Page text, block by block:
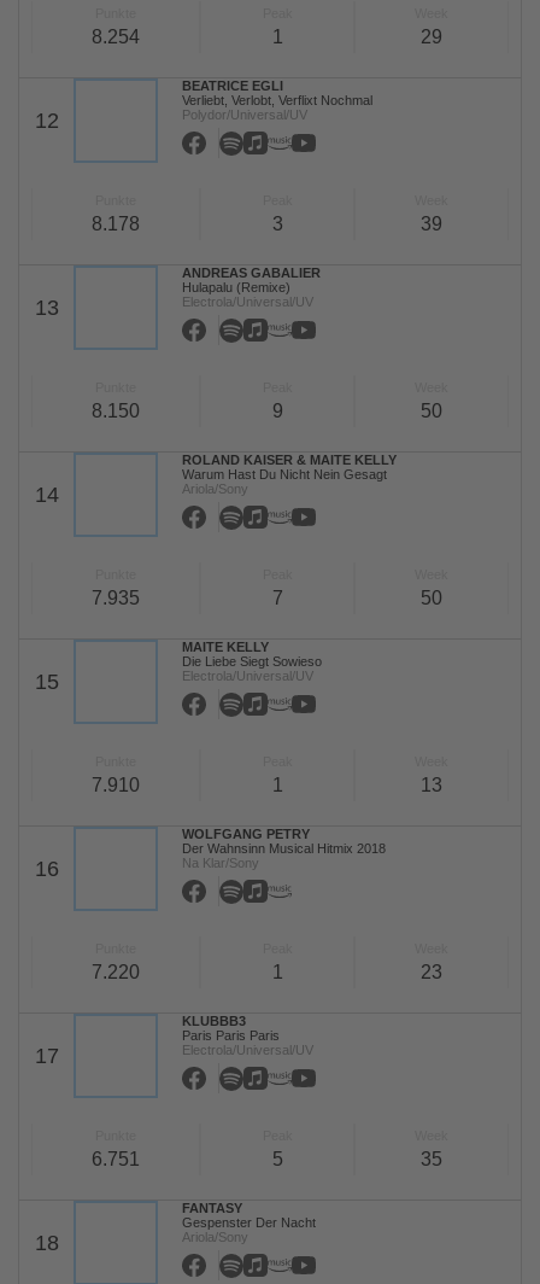
8.254 1 29
12
BEATRICE EGLI
Verliebt, Verlobt, Verflixt Nochmal
Polydor/Universal/UV
8.178 3 39
13
ANDREAS GABALIER
Hulapalu (Remixe)
Electrola/Universal/UV
8.150 9 50
14
ROLAND KAISER & MAITE KELLY
Warum Hast Du Nicht Nein Gesagt
Ariola/Sony
7.935 7 50
15
MAITE KELLY
Die Liebe Siegt Sowieso
Electrola/Universal/UV
7.910 1 13
16
WOLFGANG PETRY
Der Wahnsinn Musical Hitmix 2018
Na Klar/Sony
7.220 1 23
17
KLUBBB3
Paris Paris Paris
Electrola/Universal/UV
6.751 5 35
18
FANTASY
Gespenster Der Nacht
Ariola/Sony